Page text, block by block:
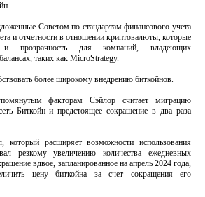
Советом по стандартам финансового учета
и отчетности в отношении криптовалюты, которые
и прозрачность для компаний, владеющих
таких как MicroStrategy.
более широкому внедрению биткойнов.
факторам Сэйлор считает миграцию
Биткойн и предстоящее сокращение в два раза
расширяет возможности использования
резкому увеличению количества ежедневных
вдвое, запланированное на апрель 2024 года,
цену биткойна за счет сокращения его